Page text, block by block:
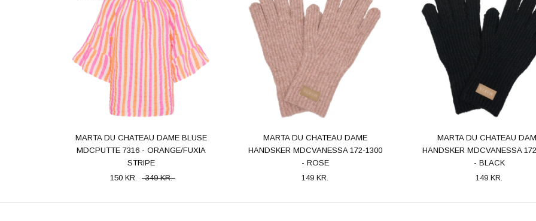
MARTA DU CHATEAU DAME BLUSE
MDCPUTTE 7316 - ORANGE/FUXIA
STRIPE
150 KR.
349 KR.
MARTA DU CHATEAU DAME
HANDSKER MDCVANESSA 172-1300
- ROSE
149 KR.
MARTA DU CHATEAU
HANDSKER MDCVANESSA
- BLACK
149 KR.